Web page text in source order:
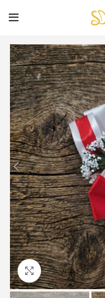
Click to enlarge